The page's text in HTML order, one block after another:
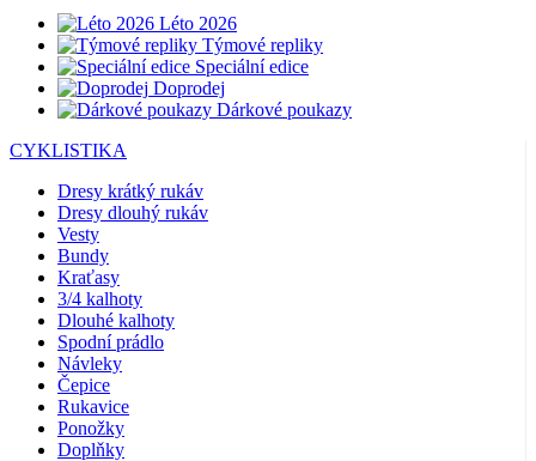
Léto 2026
Týmové repliky
Speciální edice
Doprodej
Dárkové poukazy
CYKLISTIKA
Dresy krátký rukáv
Dresy dlouhý rukáv
Vesty
Bundy
Kraťasy
3/4 kalhoty
Dlouhé kalhoty
Spodní prádlo
Návleky
Čepice
Rukavice
Ponožky
Doplňky